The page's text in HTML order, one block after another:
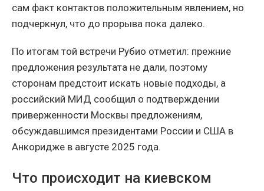
сам факт контактов положительным явлением, но
подчеркнул, что до прорыва пока далеко.
По итогам той встречи Рубио отметил: прежние
предложения результата не дали, поэтому
сторонам предстоит искать новые подходы, а
российский МИД сообщил о подтверждении
приверженности Москвы предложениям,
обсуждавшимся президентами России и США в
Анкоридже в августе 2025 года.
Что происходит на киевском